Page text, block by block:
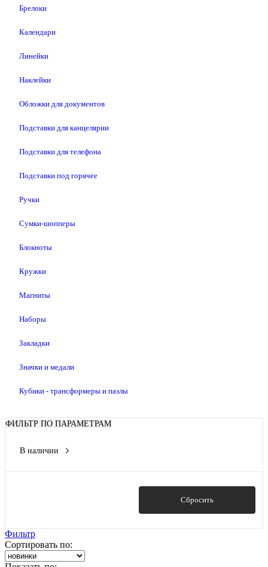
Брелоки
Календари
Линейки
Наклейки
Обложки для документов
Подставки для канцелярии
Подставки для телефона
Подставки под горячее
Ручки
Сумки-шопперы
Блокноты
Кружки
Магниты
Наборы
Закладки
Значки и медали
Кубики - трансформеры и пазлы
ФИЛЬТР ПО ПАРАМЕТРАМ
В наличии
Сбросить
Фильтр
Сортировать по: